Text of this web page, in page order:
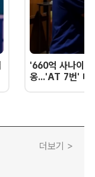
'660억 사나이'
옹...'AT 7번' 데
더보기 >